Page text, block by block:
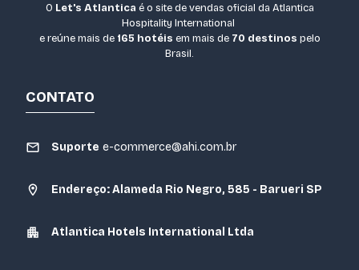
O Let's Atlantica é o site de vendas oficial da Atlantica
Hospitality International
e reúne mais de 165 hotéis em mais de 70 destinos pelo
Brasil.
CONTATO
Suporte e-commerce@ahi.com.br
Endereço: Alameda Rio Negro, 585 - Barueri SP
Atlantica Hotels International Ltda